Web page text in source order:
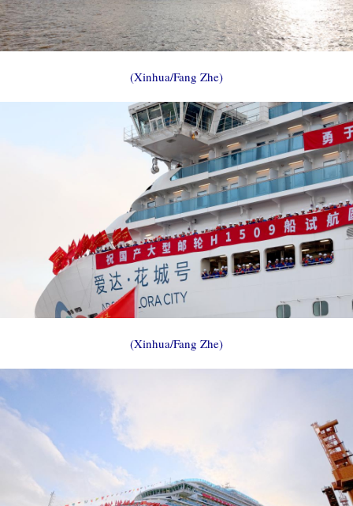
(Xinhua/Fang Zhe)
(Xinhua/Fang Zhe)